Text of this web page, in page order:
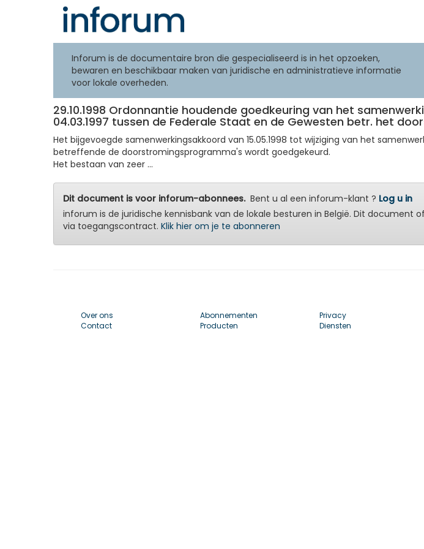
Inforum is de documentaire bron die gespecialiseerd is in het opzoeken,
bewaren en beschikbaar maken van juridische en administratieve informatie
voor lokale overheden.
29.10.1998 Ordonnantie houdende goedkeuring van het
04.03.1997 tussen de Federale Staat en de Gewesten betr. het
Het bijgevoegde samenwerkingsakkoord van 15.05.1998 tot wijziging van het
betreffende de doorstromingsprogramma's wordt goedgekeurd.
Het bestaan van zeer ...
Dit document is voor inforum-abonnees.Bent u al een inforum-klant ? Log u in
inforum is de juridische kennisbank van de lokale besturen in België. Dit
via toegangscontract. Klik hier om je te abonneren
Over ons
Contact
Abonnementen
Producten
Privacy
Diensten